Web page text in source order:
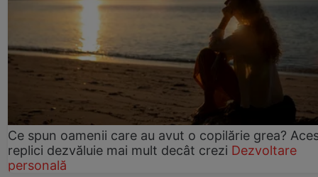
Ce spun oamenii care au avut o copilărie grea?
replici dezvăluie mai mult decât crezi Dezvoltare
personală